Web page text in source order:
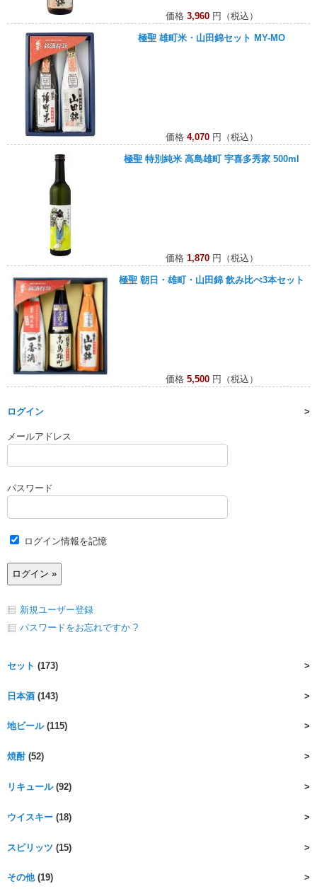
価格 3,960円（税込）
極聖 雄町米・山田錦セット MY-MO
価格 4,070円（税込）
極聖 特別純米 高島雄町 宇喜多秀家 500ml
価格 1,870円（税込）
極聖 朝日・雄町・山田錦 飲み比べ3本セット
価格 5,500円（税込）
ログイン
メールアドレス
パスワード
ログイン情報を記憶
新規ユーザー登録
パスワードをお忘れですか ?
セット (173)
日本酒 (143)
地ビール(115)
焼酎(52)
リキュール(92)
ウイスキー (18)
スピリッツ (15)
その他(19)